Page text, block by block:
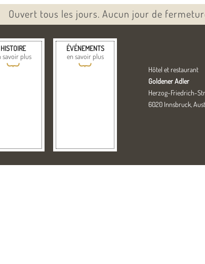
Ouvert tous les jours. Aucun jour de
HISTOIRE
savoir plus
{
ÉVÉNEMENTS
en savoir plus
{
Hôtel et restaurant
Goldener Adler
Herzog-Friedrich-
6020 Innsbruck,